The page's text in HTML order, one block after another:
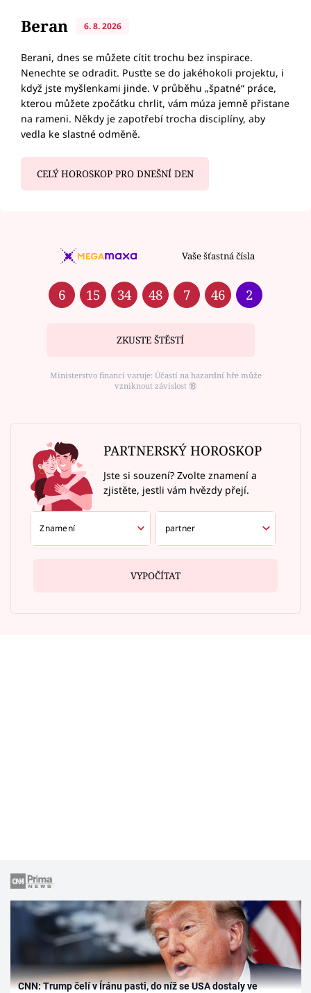
Beran 6. 8. 2026
Berani, dnes se můžete cítit trochu bez inspirace.
Nenechte se odradit. Pusťte se do jakéhokoli projektu, i
když jste myšlenkami jinde. V průběhu „špatné“ práce,
kterou můžete zpočátku chrlit, vám múza jemně přistane
na rameni. Někdy je zapotřebí trocha disciplíny, aby
vedla ke slastné odměně.
CELÝ HOROSKOP PRO DNEŠNÍ DEN
Vaše šťastná čísla
6 15 34 48 7 46 2
ZKUSTE ŠTĚSTÍ
Ministerstvo financí varuje: Účastí na hazardní hře může
vzniknout závislost ⑱
PARTNERSKÝ HOROSKOP
Jste si souzení? Zvolte znamení a
zjistěte, jestli vám hvězdy přejí.
VYPOČÍTAT
CNN: Trump čelí v Íránu pasti, do níž se USA dostaly ve